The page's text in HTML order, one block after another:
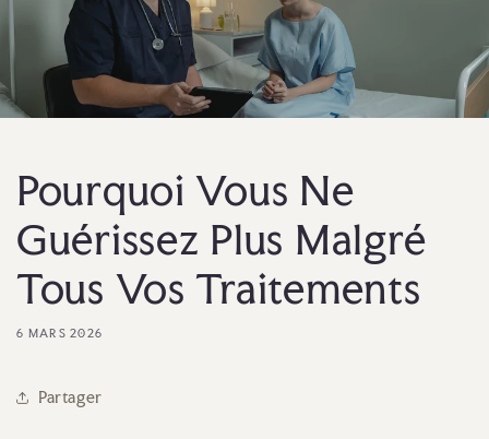
Pourquoi Vous Ne
Guérissez Plus Malgré
Tous Vos Traitements
6 MARS 2026
Partager